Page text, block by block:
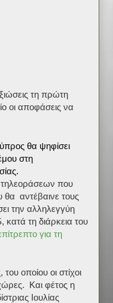
τη πρώτη
οι αποφάσεις να
θα ψηφίσει
στη
που
θα αντέβαινε τους
την αλληλεγγύη
τη διάρκεια του
για τη
οποίου οι στίχοι
Και φέτος η
Ιουλίας